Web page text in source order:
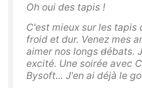
Oh oui des tapis !
C'est mieux sur les tapis
froid et dur. Venez mes
aimer nos longs débats.
excité. Une soirée avec
Bysoft... J'en ai déjà le